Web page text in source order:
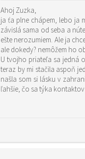
Ahoj Zuzka,
ja ťa plne chápem, lebo ja
závislá sama od seba a
ešte nerozumiem. Ale ja
ale dokedy? nemôžem ho
U tvojho priateľa sa jedná
teraz by mi stačila aspoň
našla som si lásku v
ľahšie, čo sa týka